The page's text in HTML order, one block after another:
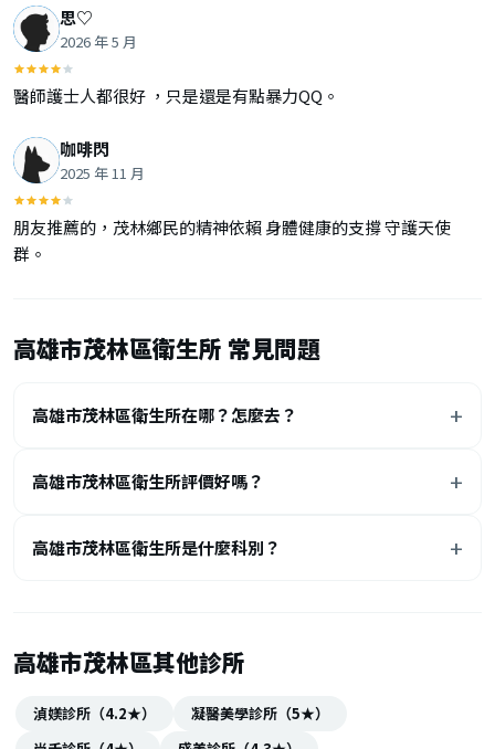
思♡
2026 年 5 月
醫師護士人都很好 ，只是還是有點暴力QQ。
咖啡閃
2025 年 11 月
朋友推薦的，茂林鄉民的精神依賴 身體健康的支撐 守護天使
群。
高雄市茂林區衛生所 常見問題
高雄市茂林區衛生所在哪？怎麼去？
高雄市茂林區衛生所評價好嗎？
高雄市茂林區衛生所是什麼科別？
高雄市茂林區其他診所
湞媄診所（4.2★）
凝醫美學診所（5★）